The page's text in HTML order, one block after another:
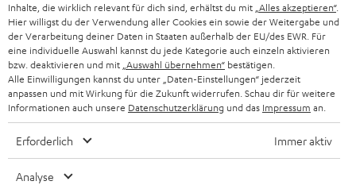
D
o
k
u
m
e
n
Bedienungsanleitung: Stand-Lautsprecher UL 40 Mk4
25 (Stk.)
Konformitätserklärung: Stand-Lautsprecher UL 40
Mk4 25 (Stk.)
Bedienungsanleitung: Stand-Lautsprecher UL 40
Active Mk3 25 (Stk.)
Inhalte, die wirklich relevant für dich sind, erhältst du mit „Alles akzeptieren“.
Hier willigst du der Verwendung aller Cookies ein sowie der Weitergabe und
der Verarbeitung deiner Daten in Staaten außerhalb der EU/des EWR. Für
eine individuelle Auswahl kannst du jede Kategorie auch einzeln aktivieren
bzw. deaktivieren und mit „Auswahl übernehmen“ bestätigen.
Alle Einwilligungen kannst du unter „Daten-Einstellungen“ jederzeit
anpassen und mit Wirkung für die Zukunft widerrufen. Schau dir für weitere
Informationen auch unsere Datenschutzerklärung und das Impressum an.
Erforderlich Immer aktiv
Analyse